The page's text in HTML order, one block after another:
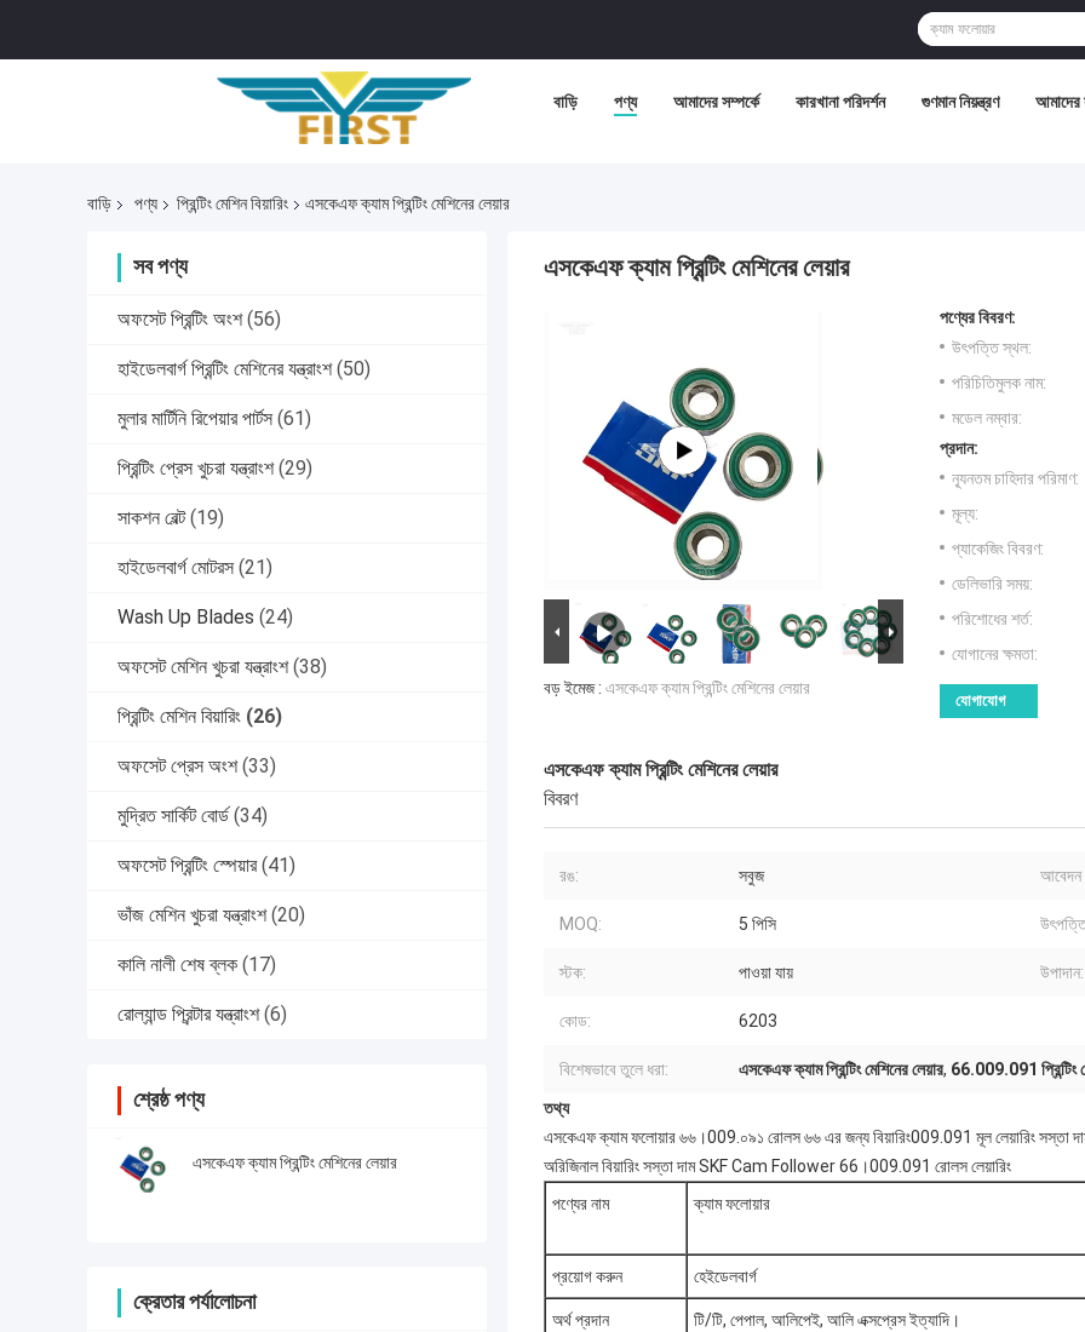
বাড়ি পণ্য আমাদের সম্পর্কে কারখানা পরিদর্শন গুণমান নিয়ন্ত্রণ আমাদের
বাড়ি পণ্য প্রিন্টিং মেশিন বিয়ারিং এসকেএফ ক্যাম প্রিন্টিং মেশিনের লেয়ার
সব পণ্য
অফসেট প্রিন্টিং অংশ (56)
হাইডেলবার্গ প্রিন্টিং মেশিনের যন্ত্রাংশ (50)
মুলার মার্টিনি রিপেয়ার পার্টস (61)
প্রিন্টিং প্রেস খুচরা যন্ত্রাংশ (29)
সাকশন বেল্ট (19)
হাইডেলবার্গ মোটরস (21)
Wash Up Blades (24)
অফসেট মেশিন খুচরা যন্ত্রাংশ (38)
প্রিন্টিং মেশিন বিয়ারিং (26)
অফসেট প্রেস অংশ (33)
মুদ্রিত সার্কিট বোর্ড (34)
অফসেট প্রিন্টিং স্পেয়ার (41)
ভাঁজ মেশিন খুচরা যন্ত্রাংশ (20)
কালি নালী শেষ ব্লক (17)
রোল্যান্ড প্রিন্টার যন্ত্রাংশ (6)
শ্রেষ্ঠ পণ্য
এসকেএফ ক্যাম প্রিন্টিং মেশিনের লেয়ার
ক্রেতার পর্যালোচনা
এসকেএফ ক্যাম প্রিন্টিং মেশিনের লেয়ার
বড় ইমেজ : এসকেএফ ক্যাম প্রিন্টিং মেশিনের লেয়ার
পণ্যের বিবরণ:
উৎপত্তি স্থল:
পরিচিতিমুলক নাম:
মডেল নম্বার:
প্রদান:
ন্যূনতম চাহিদার পরিমাণ:
মূল্য:
প্যাকেজিং বিবরণ:
ডেলিভারি সময়:
পরিশোধের শর্ত:
যোগানের ক্ষমতা:
যোগাযোগ
এসকেএফ ক্যাম প্রিন্টিং মেশিনের লেয়ার
বিবরণ
রঙ: সবুজ
MOQ: 5 পিসি
স্টক: পাওয়া যায় উপাদান:
কোড: 6203
বিশেষভাবে তুলে ধরা: এসকেএফ ক্যাম প্রিন্টিং মেশিনের লেয়ার, 66.009.091 প্রিন্টিং
তথ্য
এসকেএফ ক্যাম ফলোয়ার ৬৬।009.০৯১ রোলস ৬৬ এর জন্য বিয়ারিং009.091 মূল লেয়ারিং সস্তা
অরিজিনাল বিয়ারিং সস্তা দাম SKF Cam Follower 66।009.091 রোলস লেয়ারিং
পণ্যের নাম
ক্যাম ফলোয়ার
প্রয়োগ করুন হেইডেলবার্গ
অর্থ প্রদান টি/টি, পেপাল, আলিপেই, আলি এক্সপ্রেস ইত্যাদি।